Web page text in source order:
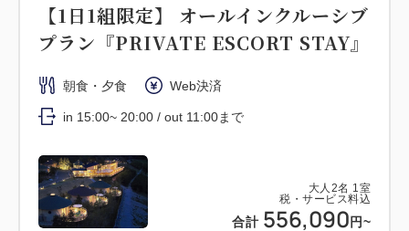
大人 2名 1 室
税・サービス料込
合計 556,090 円~
【1日1組限定】 オールインクルーシブ
プラン『PRIVATE ESCORT STAY』
朝食・夕食 Web決済
in 15:00~ 20:00 / out 11:00まで